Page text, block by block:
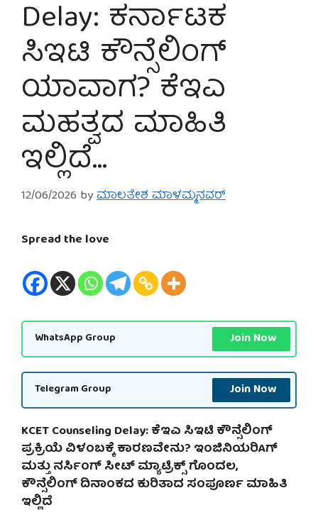
Delay: ಕರ್ನಾಟಕ
ಸಿಇಟಿ ಕೌನ್ಸೆಲಿಂಗ್
ಯಾವಾಗ? ಕೆಇಎ
ಮಹತ್ವದ ಮಾಹಿತಿ
ಇಲ್ಲಿದೆ…
12/06/2026 byಮಾಲತೇಶ ಮಾಳಮ್ಮನವರ್
Spread the love
WhatsApp Group Join Now
Telegram Group Join Now
KCET Counseling Delay: ಕೆಇಎ ಸಿಇಟಿ ಕೌನ್ಸೆಲಿಂಗ್
ಪ್ರಕ್ರಿಯೆ ವಿಳಂಬಕ್ಕೆ ಕಾರಣವೇನು? ಇಂಜಿನಿಯರಿAಗ್
ಮತ್ತು ನರ್ಸಿಂಗ್ ಸೀಟ್ ಮ್ಯಾಟ್ರಿಕ್ಸ್ ಗೊಂದಲ,
ಕೌನ್ಸೆಲಿಂಗ್ ದಿನಾಂಕದ ಕುರಿತಾದ ಸಂಪೂರ್ಣ ಮಾಹಿತಿ
ಇಲ್ಲಿದೆ